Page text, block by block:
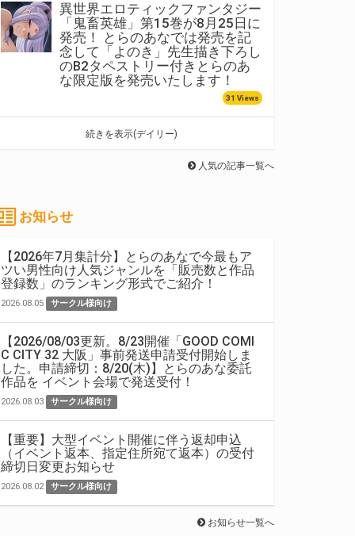
異世界エロティックファンタジー
「鬼畜英雄」第15巻が8月25日に
発売！ とらのあなでは発売を記
念して「よのき」先生描き下ろし
のB2タペストリー付きとらのあ
な限定版を発売いたします！
31 Views
続きを表示(デイリー)
人気の記事一覧へ
お知らせ
【2026年7月集計分】とらのあなで今最もア
ツい男性向け人気ジャンルを「販売数と作品
登録数」のランキング形式でご紹介！
2026.08.05 サークル様向け
【2026/08/03更新。8/23開催「GOOD COMI
C CITY 32 大阪」事前発送申請受付開始しま
した。申請締切：8/20(木)】とらのあな委託
作品を イベント会場で発送受付！
2026.08.03 サークル様向け
【重要】大型イベント開催に伴う返却申込
（イベント返本、指定住所宛て返本）の受付
締切日変更お知らせ
2026.08.02 サークル様向け
お知らせ一覧へ